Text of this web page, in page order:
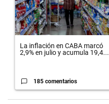
La inflación en CABA marcó
2,9% en julio y acumula 19,4...
185 comentarios